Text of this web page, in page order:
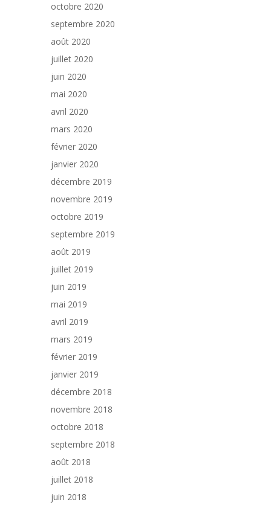
octobre 2020
septembre 2020
août 2020
juillet 2020
juin 2020
mai 2020
avril 2020
mars 2020
février 2020
janvier 2020
décembre 2019
novembre 2019
octobre 2019
septembre 2019
août 2019
juillet 2019
juin 2019
mai 2019
avril 2019
mars 2019
février 2019
janvier 2019
décembre 2018
novembre 2018
octobre 2018
septembre 2018
août 2018
juillet 2018
juin 2018